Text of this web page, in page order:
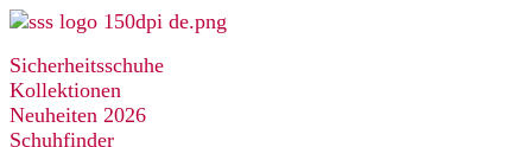
Zum
springen
Sicherheitsschuhe
Kollektionen
Neuheiten 2026
Schuhfinder